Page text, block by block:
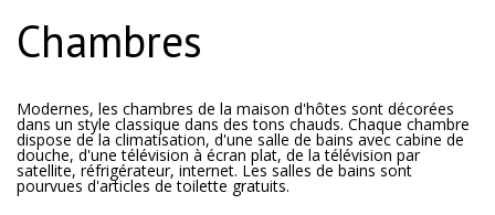
Chambres
Modernes, les chambres de la maison d'hôtes sont décorées
dans un style classique dans des tons chauds. Chaque chambre
dispose de la climatisation, d'une salle de bains avec cabine de
douche, d'une télévision à écran plat, de la télévision par
satellite, réfrigérateur, internet. Les salles de bains sont
pourvues d'articles de toilette gratuits.